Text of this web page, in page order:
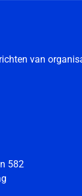
van
582